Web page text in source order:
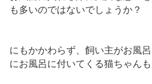
も多いのではないでしょうか？
にもかかわらず、飼い主がお風
にお風呂に付いてくる猫ちゃんも